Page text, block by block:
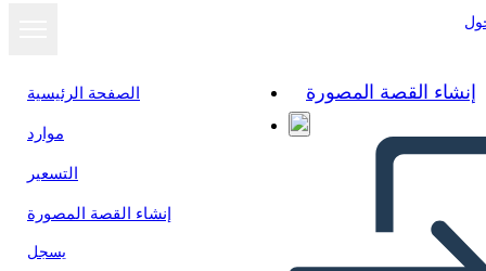
الصفحة الرئيسية
موارد
التسعير
إنشاء القصة المصورة
يسجل
إنشاء القصة المصورة